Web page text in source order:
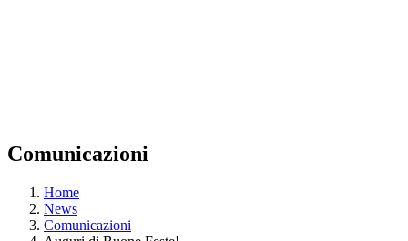
Comunicazioni
Home
News
Comunicazioni